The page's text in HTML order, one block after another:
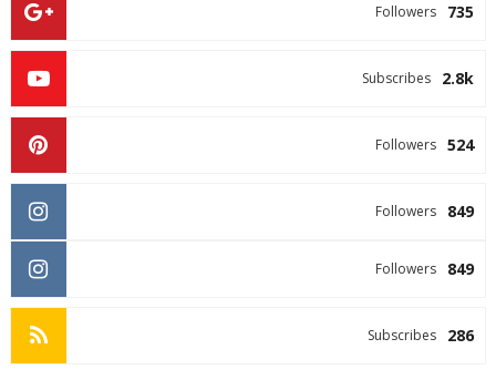
735
Followers
2.8k
Subscribes
524
Followers
849
Followers
849
Followers
286
Subscribes